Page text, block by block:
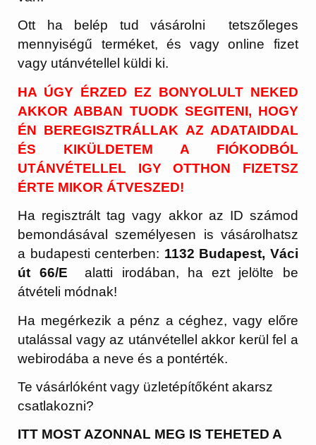
Ott ha belép tud vásárolni tetszőleges
mennyiségű terméket, és vagy online fizet
vagy utánvétellel küldi ki.
HA ÚGY ÉRZED EZ BONYOLULT NEKED
AKKOR ABBAN TUODK SEGITENI, HOGY
ÉN BEREGISZTRÁLLAK AZ ADATAIDDAL
ÉS KIKÜLDETEM A FIÓKODBÓL
UTÁNVÉTELLEL IGY OTTHON FIZETSZ
ÉRTE MIKOR ÁTVESZED!
Ha regisztrált tag vagy akkor az ID számod
bemondásával személyesen is vásárolhatsz
a budapesti centerben: 1132 Budapest, Váci
út 66/E alatti irodában, ha ezt jelölte be
átvételi módnak!
Ha megérkezik a pénz a céghez, vagy előre
utalással vagy az utánvétellel akkor kerül fel a
webirodába a neve és a pontérték.
Te vásárlóként vagy üzletépítőként akarsz
csatlakozni?
ITT MOST AZONNAL MEG IS TEHETED A